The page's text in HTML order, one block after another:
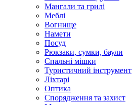
Мангали та грилі
Меблі
Вогнище
Намети
Посуд
Рюкзаки, сумки, баули
Спальні мішки
Туристичний інструмент
Ліхтарі
Оптика
Спорядження та захист